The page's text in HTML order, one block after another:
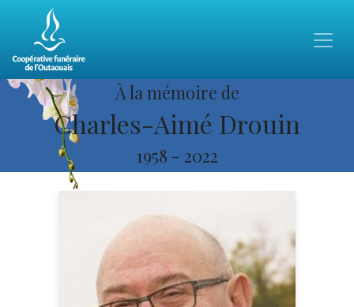
À la mémoire de
Charles-Aimé Drouin
1958 - 2022